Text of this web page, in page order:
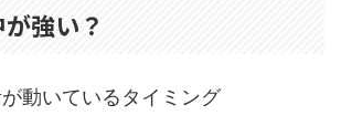
強い？
動いているタイミング